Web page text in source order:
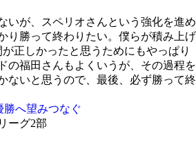
いが、スペリオさんという強化を進め
り勝って終わりたい。僕らが積み上げ
正しかったと思うためにもやっぱり
の福田さんもよくいうが、その過程を
ないと思うので、最後、必ず勝って終
へ望みつなぐ
ーグ2部